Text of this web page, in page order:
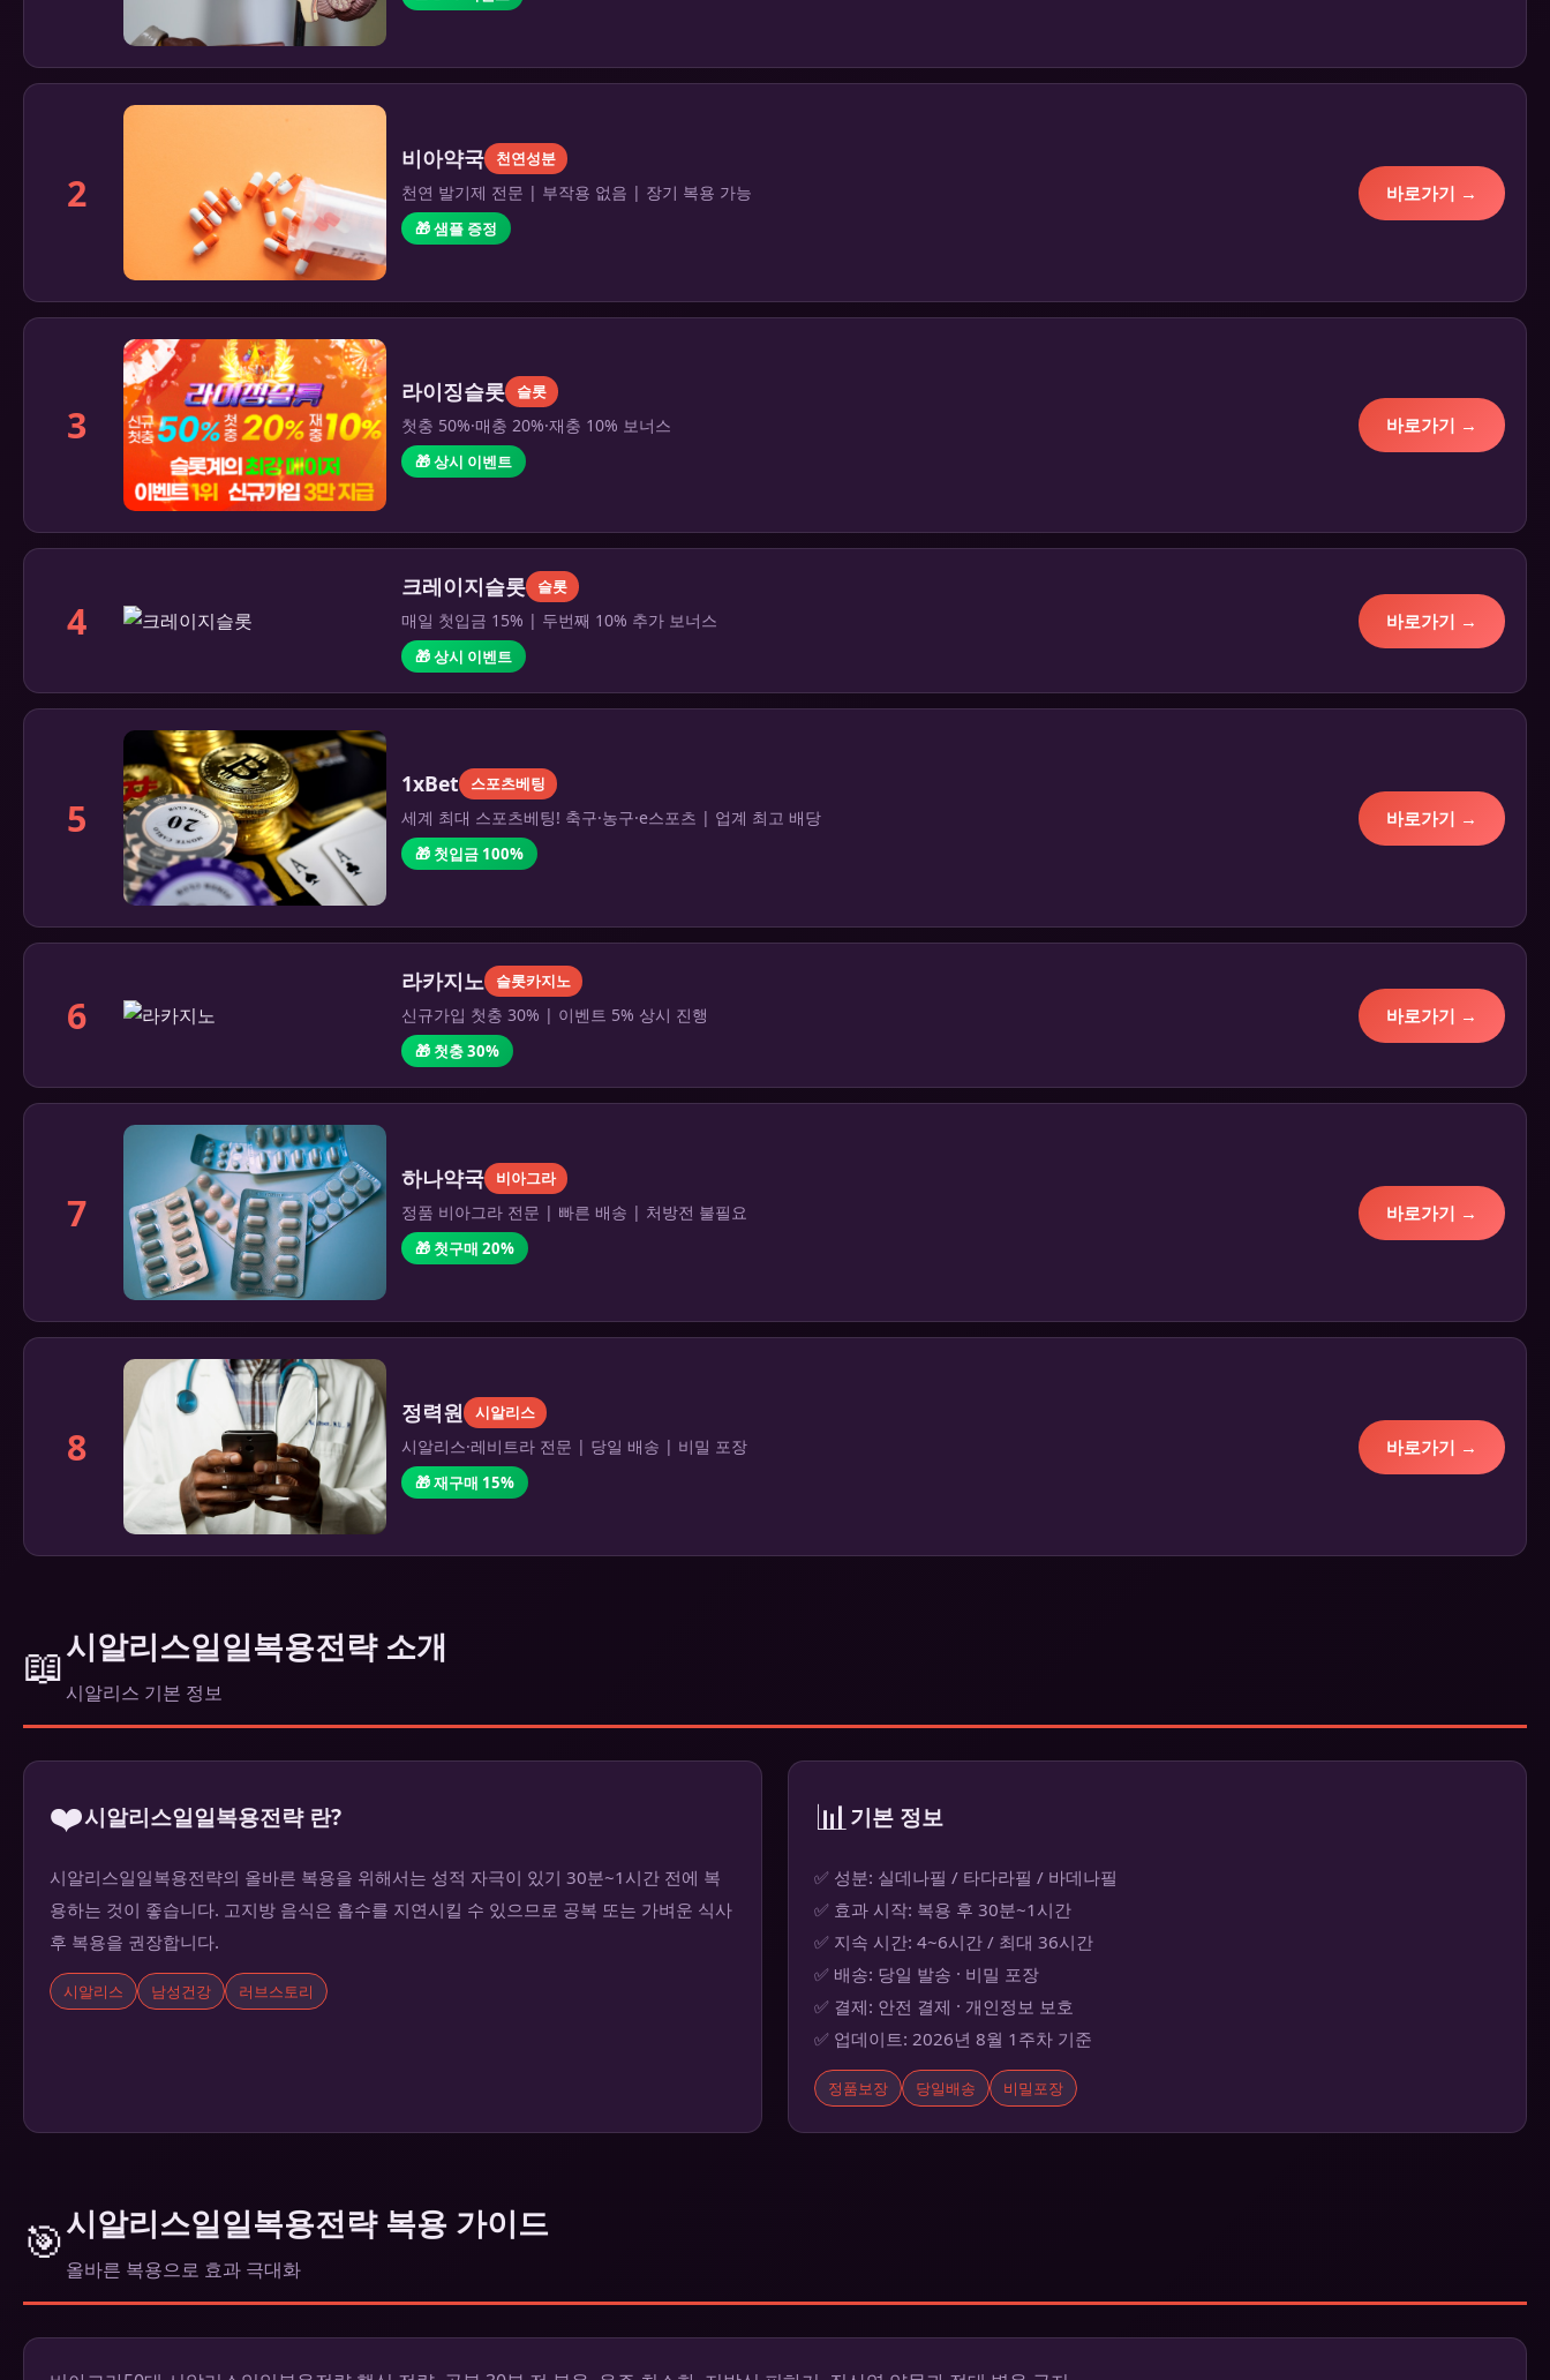
2
비아약국 천연성분
천연 발기제 전문 | 부작용 없음 | 장기 복용 가능
🎁 샘플 증정
바로가기 →
3
라이징슬롯 슬롯
첫충 50%·매충 20%·재충 10% 보너스
🎁 상시 이벤트
바로가기 →
4
크레이지슬롯 슬롯
매일 첫입금 15% | 두번째 10% 추가 보너스
🎁 상시 이벤트
바로가기 →
5
1xBet 스포츠베팅
세계 최대 스포츠베팅! 축구·농구·e스포츠 | 업계 최고 배당
🎁 첫입금 100%
바로가기 →
6
라카지노 슬롯카지노
신규가입 첫충 30% | 이벤트 5% 상시 진행
🎁 첫충 30%
바로가기 →
7
하나약국 비아그라
정품 비아그라 전문 | 빠른 배송 | 처방전 불필요
🎁 첫구매 20%
바로가기 →
8
정력원 시알리스
시알리스·레비트라 전문 | 당일 배송 | 비밀 포장
🎁 재구매 15%
바로가기 →
📖시알리스일일복용전략 소개
시알리스 기본 정보
❤️시알리스일일복용전략 란?
시알리스일일복용전략의 올바른 복용을 위해서는 성적 자극이 있기 30분~1시간 전에 복
용하는 것이 좋습니다. 고지방 음식은 흡수를 지연시킬 수 있으므로 공복 또는 가벼운 식사
후 복용을 권장합니다.
시알리스 남성건강 러브스토리
📊기본 정보
✅ 성분: 실데나필 / 타다라필 / 바데나필
✅ 효과 시작: 복용 후 30분~1시간
✅ 지속 시간: 4~6시간 / 최대 36시간
✅ 배송: 당일 발송 · 비밀 포장
✅ 결제: 안전 결제 · 개인정보 보호
✅ 업데이트: 2026년 8월 1주차 기준
정품보장 당일배송 비밀포장
🎯시알리스일일복용전략 복용 가이드
올바른 복용으로 효과 극대화